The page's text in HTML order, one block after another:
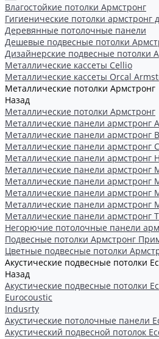
Влагостойкие потолки Армстронг
Гигиенические потолки
Деревянные потолочные панели
Дешевые подвесные потолки
Дизайнерские подвесные потолки
Металлические кассеты Cellio
Металлические кассеты Orcal
Металлические потолки Армстронг
Назад
Металлические потолки Армстронг
Металлические панели армстронг
Металлические панели армстронг
Металлические панели армстронг
Металлические панели армстронг
Металлические панели армстронг
Металлические панели армстронг
Металлические панели армстронг
Металлические панели армстронг
Металлические панели армстронг
Негорючие потолочные панели
Подвесные потолки Армстронг
Цветные подвесные потолки
Акустические подвесные потолки
Назад
Акустические подвесные потолки
Eurocoustic
Indusrty
Акустические потолочные панели
Акустический подвесной потолок